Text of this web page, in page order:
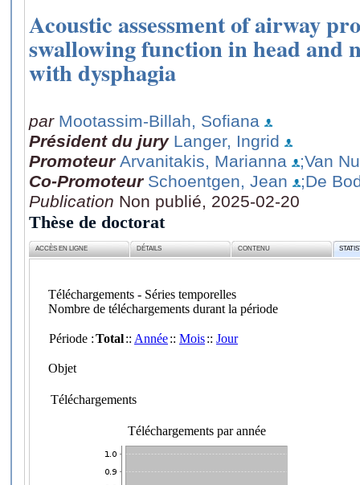
Acoustic assessment of airway
swallowing function in head and
with dysphagia
par Mootassim-Billah, Sofiana
Président du jury Langer, Ingrid
Promoteur Arvanitakis, Marianna
;Van
Co-Promoteur Schoentgen, Jean
;De
Publication Non publié, 2025-02-20
Thèse de doctorat
ACCÈS EN LIGNE DÉTAILS CONTENU